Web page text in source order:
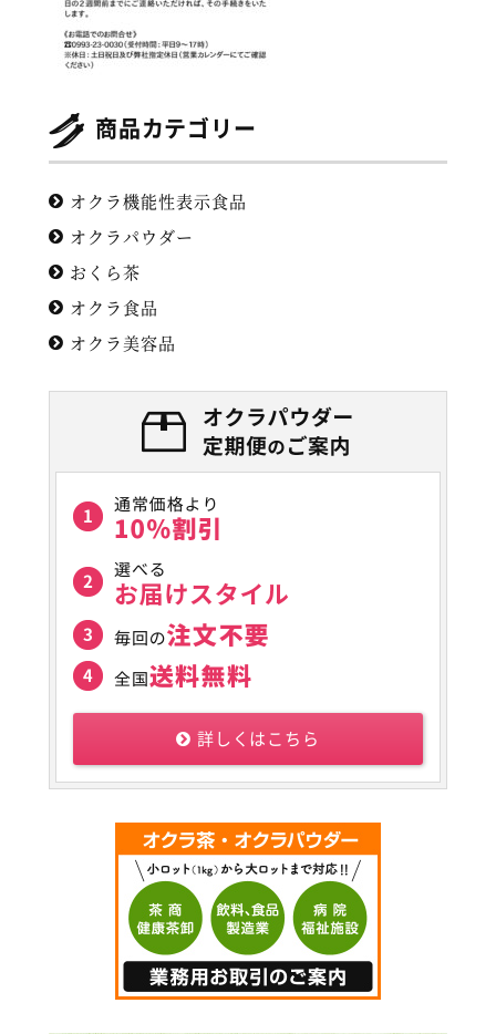
商品カテゴリー
オクラ機能性表示食品
オクラパウダー
おくら茶
オクラ食品
オクラ美容品
詳しくはこちら